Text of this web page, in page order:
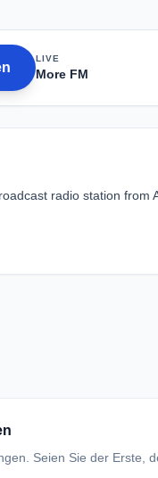
LIVE
More FM
radio station from
Seien Sie der Erste,